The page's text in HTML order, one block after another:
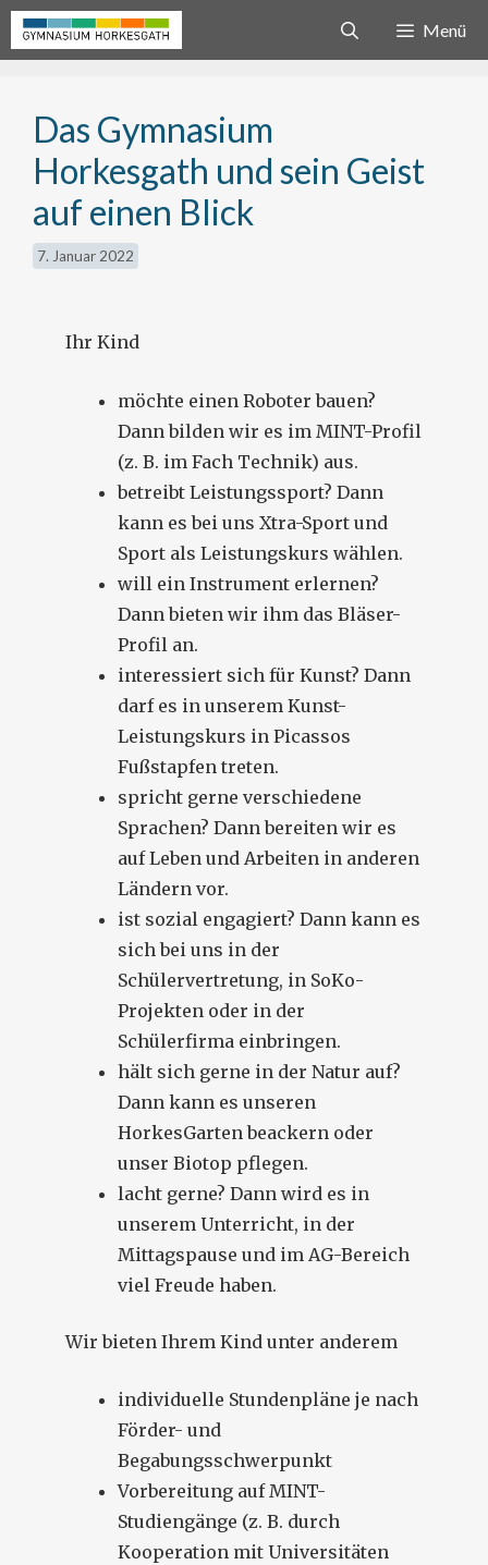
Zum
Inhalt
Menü
Das Gymnasium
Horkesgath und sein Geist
auf einen Blick
7. Januar 2022
Ihr Kind
möchte einen Roboter bauen?
Dann bilden wir es im MINT-Profil
(z. B. im Fach Technik) aus.
betreibt Leistungssport? Dann
kann es bei uns Xtra-Sport und
Sport als Leistungskurs wählen.
will ein Instrument erlernen?
Dann bieten wir ihm das Bläser-
Profil an.
interessiert sich für Kunst? Dann
darf es in unserem Kunst-
Leistungskurs in Picassos
Fußstapfen treten.
spricht gerne verschiedene
Sprachen? Dann bereiten wir es
auf Leben und Arbeiten in anderen
Ländern vor.
ist sozial engagiert? Dann kann es
sich bei uns in der
Schülervertretung, in SoKo-
Projekten oder in der
Schülerfirma einbringen.
hält sich gerne in der Natur auf?
Dann kann es unseren
HorkesGarten beackern oder
unser Biotop pflegen.
lacht gerne? Dann wird es in
unserem Unterricht, in der
Mittagspause und im AG-Bereich
viel Freude haben.
Wir bieten Ihrem Kind unter anderem
individuelle Stundenpläne je nach
Förder- und
Begabungsschwerpunkt
Vorbereitung auf MINT-
Studiengänge (z. B. durch
Kooperation mit Universitäten